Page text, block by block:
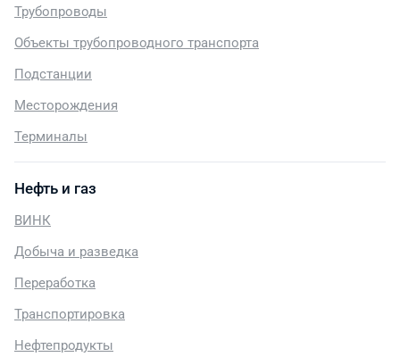
Трубопроводы
Объекты трубопроводного транспорта
Подстанции
Месторождения
Терминалы
Нефть и газ
ВИНК
Добыча и разведка
Переработка
Транспортировка
Нефтепродукты